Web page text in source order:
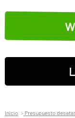
Inicio Presupuesto